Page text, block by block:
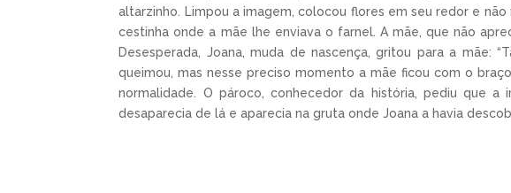
altarzinho. Limpou a imagem, colocou flores em seu redor e
cestinha onde a mãe lhe enviava o farnel. A mãe, que não
Desesperada, Joana, muda de nascença, gritou para a mãe:
queimou, mas nesse preciso momento a mãe ficou com o
normalidade. O pároco, conhecedor da história, pediu que
desaparecia de lá e aparecia na gruta onde Joana a havia